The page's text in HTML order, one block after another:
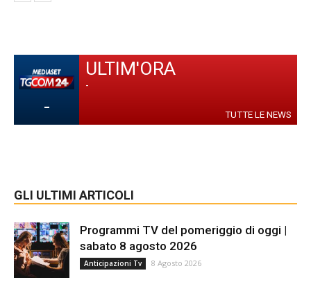
-
ULTIM'ORA
-
TUTTE LE NEWS
GLI ULTIMI ARTICOLI
Programmi TV del pomeriggio di oggi |
sabato 8 agosto 2026
Anticipazioni Tv 8 Agosto 2026